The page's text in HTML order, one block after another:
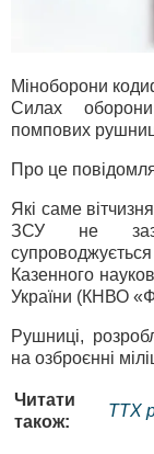
Міноборони
Силах оборони
помпових
Про це
Які саме
ЗСУ не
Казенного
України (КНВО
Рушниці,
на озброєнні
Читати
також:
ТТХ